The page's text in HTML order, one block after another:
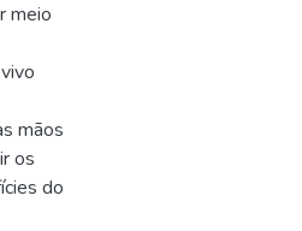
meio
mãos
os
do